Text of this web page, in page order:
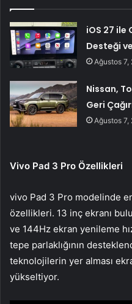
iOS 27 ile
Desteği
Ağustos 7,
Nissan,
Geri
Ağustos 7,
Vivo Pad 3 Pro Özellikleri
vivo Pad 3 Pro modelinde
özellikleri. 13 inç ekranı
ve 144Hz ekran yenileme
tepe parlaklığının
teknolojilerin yer alması
yükseltiyor.